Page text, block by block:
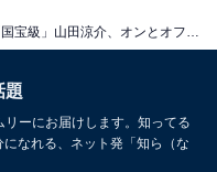
題
ーにお届けします。知ってる
なれる、ネット発「知ら（な